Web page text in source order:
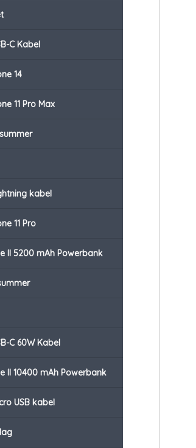
C Kabel
14
11 Pro Max
kabel
11 Pro
II 5200 mAh Powerbank
C 60W Kabel
II 10400 mAh Powerbank
USB kabel